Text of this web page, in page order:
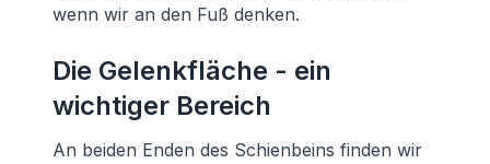
wenn wir an den Fuß denken.
Die Gelenkfläche - ein
wichtiger Bereich
An beiden Enden des Schienbeins finden wir